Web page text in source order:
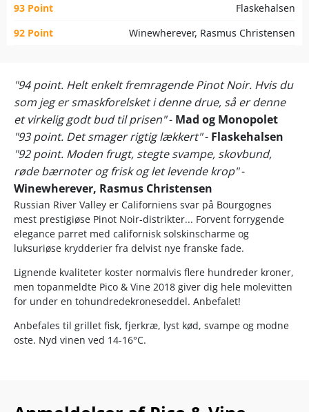
93 Point
Flaskehalsen
92 Point
Winewherever, Rasmus Christensen
"94 point. Helt enkelt fremragende Pinot Noir. Hvis du
som jeg er smaskforelsket i denne drue, så er denne
et virkelig godt bud til prisen"- Mad og Monopolet
"93 point. Det smager rigtig lækkert"- Flaskehalsen
"92 point. Moden frugt, stegte svampe, skovbund,
røde bærnoter og frisk og let levende krop"-
Winewherever, Rasmus Christensen
Russian River Valley er Californiens svar på Bourgognes
mest prestigiøse Pinot Noir-distrikter... Forvent forrygende
elegance parret med californisk solskinscharme og
luksuriøse krydderier fra delvist nye franske fade.
Lignende kvaliteter koster normalvis flere hundreder kroner,
men topanmeldte Pico & Vine 2018 giver dig hele molevitten
for under en tohundredekroneseddel. Anbefalet!
Anbefales til grillet fisk, fjerkræ, lyst kød, svampe og modne
oste. Nyd vinen ved 14-16°C.